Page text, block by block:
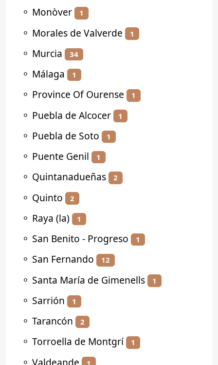
⚬ Monòver 1
⚬ Morales de Valverde 1
⚬ Murcia 34
⚬ Málaga 1
⚬ Province Of Ourense 1
⚬ Puebla de Alcocer 1
⚬ Puebla de Soto 1
⚬ Puente Genil 1
⚬ Quintanadueñas 2
⚬ Quinto 2
⚬ Raya (la) 1
⚬ San Benito - Progreso 1
⚬ San Fernando 12
⚬ Santa María de Gimenells 1
⚬ Sarrión 1
⚬ Tarancón 2
⚬ Torroella de Montgrí 1
⚬ Valdeande 1